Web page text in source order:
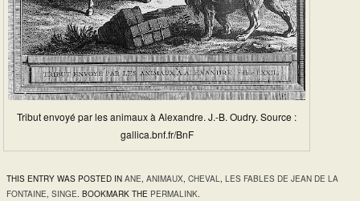
Tribut envoyé par les animaux à Alexandre. J.-B. Oudry. Source :
gallica.bnf.fr/BnF
THIS ENTRY WAS POSTED IN ANE, ANIMAUX, CHEVAL, LES FABLES DE JEAN DE LA
FONTAINE, SINGE. BOOKMARK THE PERMALINK.